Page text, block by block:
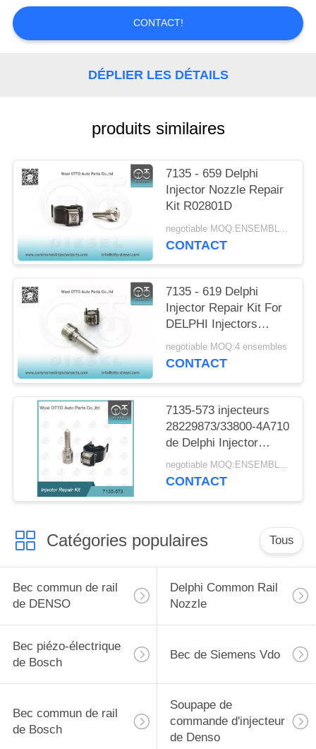
NOUS
CONTACTER
DEMANDEZ
CONTACT!
DÉPLIER LES DÉTAILS
produits similaires
7135 - 659 Delphi
Injector Nozzle Repair
Kit R02801D
negotiable MOQ:ENSEMBLE 4
CONTACT
7135 - 619 Delphi
Injector Repair Kit For
DELPHI Injectors
SSANGYONG
R04501D
negotiable MOQ:4 ensembles
CONTACT
7135-573 injecteurs
28229873/33800-4A710
de Delphi Injector
Repair Kit For
negotiable MOQ:ENSEMBLE 4
CONTACT
Catégories populaires Tous
Bec commun de rail
de DENSO
Delphi Common Rail
Nozzle
Bec piézo-électrique
de Bosch
Bec de Siemens Vdo
Bec commun de rail
de Bosch
Soupape de
commande d'injecteur
de Denso